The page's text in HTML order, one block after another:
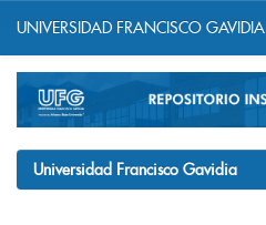
navigation
UNIVERSIDAD FRANCISCO GAVIDIA
Universidad Francisco Gavidia